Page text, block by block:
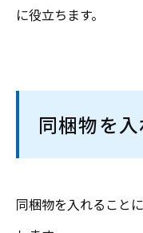
に役立ちます。
同梱物を
同梱物を入れること